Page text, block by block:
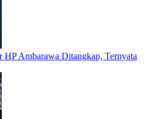
HP Ambarawa Ditangkap, Ternyata